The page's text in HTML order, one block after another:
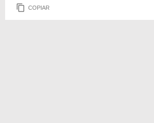
COPIAR